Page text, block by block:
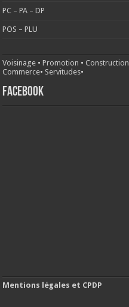
PC – PA – DP
POS – PLU
Voisinage •Promotion •Construction
Commerce• Servitudes•
FACEBOOK
Mentions légales et CPDP